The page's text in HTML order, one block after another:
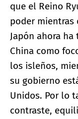
que el Reino
poder
Japón ahora
China como
los isleños,
su gobierno
Unidos. Por lo
contraste,